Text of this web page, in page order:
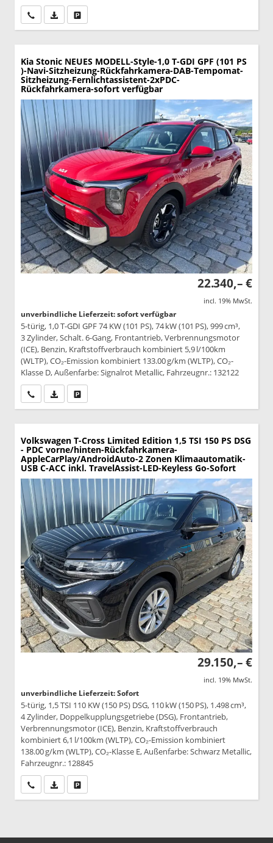
Wir rufen Sie anPDF-Datei, Fahrzeugexposé drucken
Kia Stonic NEUES MODELL-Style-1,0 T-GDI GPF (101 PS
)-Navi-Sitzheizung-Rückfahrkamera-DAB-Tempomat-
Sitzheizung-Fernlichtassistent-2xPDC-
Rückfahrkamera-sofort verfügbar
22.340,– €
incl. 19% MwSt.
unverbindliche Lieferzeit: sofort verfügbar
5-türig, 1,0 T-GDI GPF 74 KW (101 PS), 74 kW (101 PS), 999 cm³,
3 Zylinder, Schalt. 6-Gang, Frontantrieb, Verbrennungsmotor
(ICE), Benzin, Kraftstoffverbrauch kombiniert 5,9 l/100km
(WLTP), CO₂-Emission kombiniert 133.00 g/km (WLTP), CO₂-
Klasse D, Außenfarbe: Signalrot Metallic, Fahrzeugnr.: 132122
Wir rufen Sie anPDF-Datei, Fahrzeugexposé drucken
Volkswagen T-Cross Limited Edition 1,5 TSI 150 PS DSG
- PDC vorne/hinten-Rückfahrkamera-
AppleCarPlay/AndroidAuto-2 Zonen Klimaautomatik-
USB C-ACC inkl. TravelAssist-LED-Keyless Go-Sofort
29.150,– €
incl. 19% MwSt.
unverbindliche Lieferzeit: Sofort
5-türig, 1,5 TSI 110 KW (150 PS) DSG, 110 kW (150 PS), 1.498 cm³,
4 Zylinder, Doppelkupplungsgetriebe (DSG), Frontantrieb,
Verbrennungsmotor (ICE), Benzin, Kraftstoffverbrauch
kombiniert 6,1 l/100km (WLTP), CO₂-Emission kombiniert
138.00 g/km (WLTP), CO₂-Klasse E, Außenfarbe: Schwarz Metallic,
Fahrzeugnr.: 128845
Wir rufen Sie anPDF-Datei, Fahrzeugexposé drucken